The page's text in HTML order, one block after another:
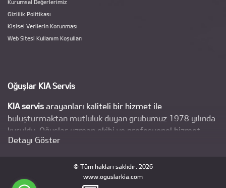
Kurumsal Değerlerimiz
Gizlilik Politikası
Kişisel Verilerin Korunması
Web Sitesi Kullanım Koşulları
Detayı Göster
Oğuşlar KIA Servis
KIA servis arayanları kaliteli bir hizmet ile
buluşturmaktan mutluluk duyan grubumuz 1978 yılında
kuruldu. Oğuşlar uzman ekibi ve profesyonel hizmet
anlayışı ile kısa süre içinde kendi bölgesinde ve
Önceliğimiz Doğruluk
© Tüm hakları saklıdır. 2026
www.oguslarkia.com